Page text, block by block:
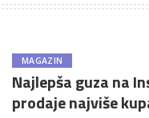
MAGAZIN
Najlepša guza na
prodaje najviše